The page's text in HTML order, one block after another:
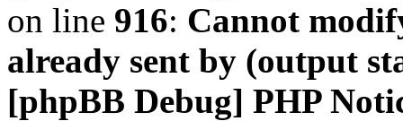
on line 916: Cannot
already sent by (output
[phpBB Debug] PHP